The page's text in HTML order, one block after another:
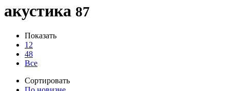
акустика 87
Показать
12
48
Все
Сортировать